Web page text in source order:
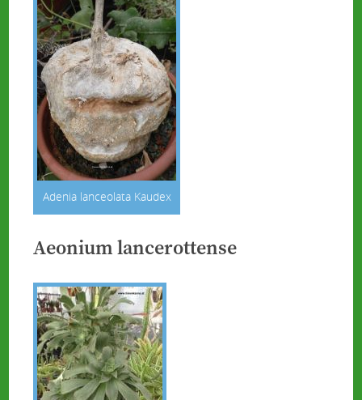
Adenia lanceolata Kaudex
Aeonium lancerottense